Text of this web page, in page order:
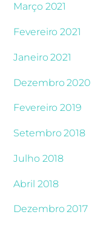
Março 2021
Fevereiro 2021
Janeiro 2021
Dezembro 2020
Fevereiro 2019
Setembro 2018
Julho 2018
Abril 2018
Dezembro 2017